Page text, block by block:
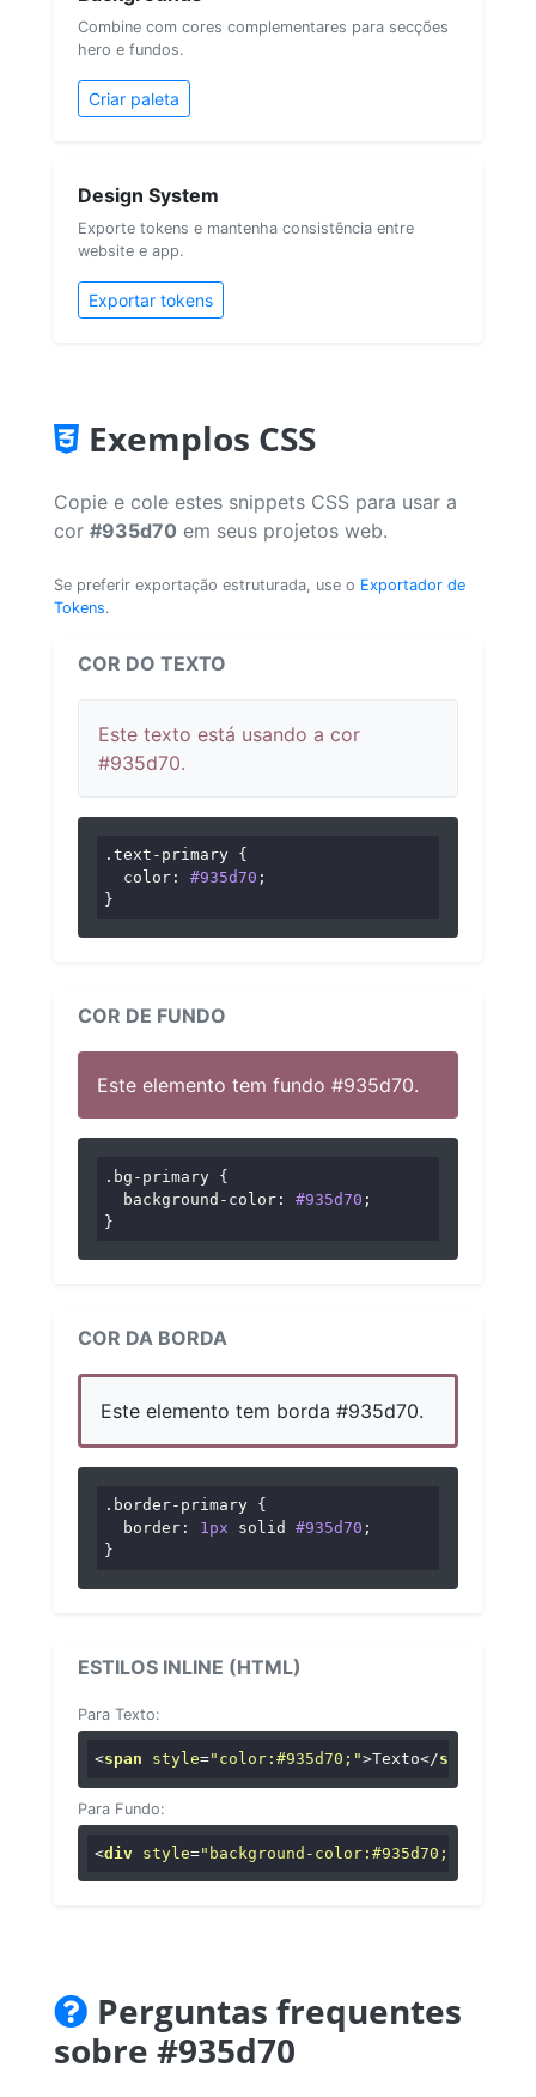
Combine com cores complementares para secções
hero e fundos.
Criar paleta
Design System
Exporte tokens e mantenha consistência entre
website e app.
Exportar tokens
Exemplos CSS
Copie e cole estes snippets CSS para usar a
cor #935d70 em seus projetos web.
Se preferir exportação estruturada, use o Exportador de
Tokens.
COR DO TEXTO
Este texto está usando a cor
#935d70.
.text-primary {
color : #935d70 ;
}
COR DE FUNDO
Este elemento tem fundo #935d70.
.bg-primary {
background-color : #935d70 ;
}
COR DA BORDA
Este elemento tem borda #935d70.
.border-primary {
border : 1px solid #935d70 ;
}
ESTILOS INLINE (HTML)
Para Texto:
<span style="color:#935d70;">Texto</span
Para Fundo:
<div style="background-color:#935d70;"
Perguntas frequentes
sobre #935d70